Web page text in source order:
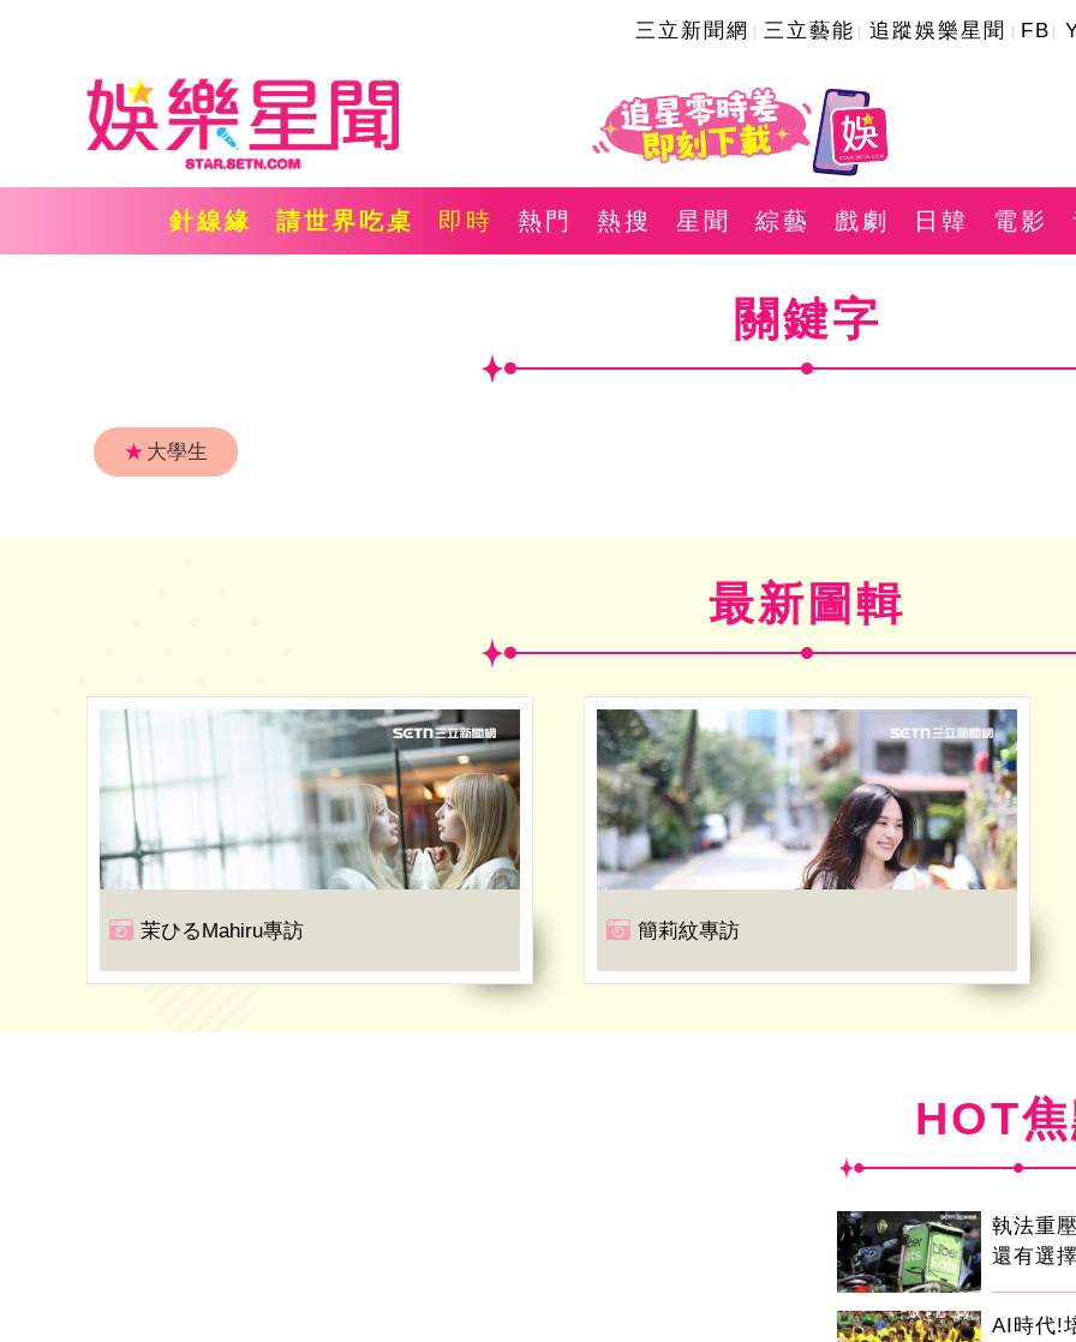
三立新聞網 三立藝能 追蹤娛樂星聞 FB
針線緣 請世界吃桌 即時 熱門 熱搜 星聞 綜藝 戲劇 日韓 電影
關鍵字
★ 大學生
最新圖輯
茉ひるMahiru專訪 簡莉紋專訪
HOT
執法重
還有選
AI時代!